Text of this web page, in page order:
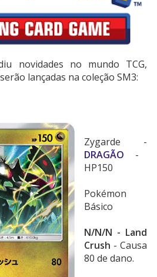
novidades no mundo TCG,
lançadas na coleção SM3:
Zygarde -
DRAGÃO -
HP150
Pokémon
Básico
N/N/N - Land
Crush - Causa
80 de dano.